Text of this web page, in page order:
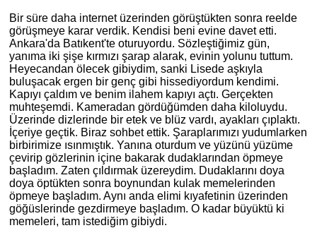
Bir süre daha internet üzerinden görüştükten sonra reelde
görüşmeye karar verdik. Kendisi beni evine davet etti.
Ankara'da Batıkent'te oturuyordu. Sözleştiğimiz gün,
yanıma iki şişe kırmızı şarap alarak, evinin yolunu tuttum.
Heyecandan ölecek gibiydim, sanki Lisede aşkıyla
buluşacak ergen bir genç gibi hissediyordum kendimi.
Kapıyı çaldım ve benim ilahem kapıyı açtı. Gerçekten
muhteşemdi. Kameradan gördüğümden daha kiloluydu.
Üzerinde dizlerinde bir etek ve blüz vardı, ayakları çıplaktı.
İçeriye geçtik. Biraz sohbet ettik. Şaraplarımızı yudumlarken
birbirimize ısınmıştık. Yanına oturdum ve yüzünü yüzüme
çevirip gözlerinin içine bakarak dudaklarından öpmeye
başladım. Zaten çıldırmak üzereydim. Dudaklarını doya
doya öptükten sonra boynundan kulak memelerinden
öpmeye başladım. Aynı anda elimi kıyafetinin üzerinden
göğüslerinde gezdirmeye başladım. O kadar büyüktü ki
memeleri, tam istediğim gibiydi.